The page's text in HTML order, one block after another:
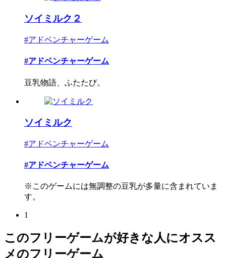
ソイミルク２
#アドベンチャーゲーム
#アドベンチャーゲーム
豆乳物語、ふたたび。
ソイミルク
#アドベンチャーゲーム
#アドベンチャーゲーム
※このゲームには無調整の豆乳が多量に含まれていま
す。
1
このフリーゲームが好きな人にオスス
メのフリーゲーム